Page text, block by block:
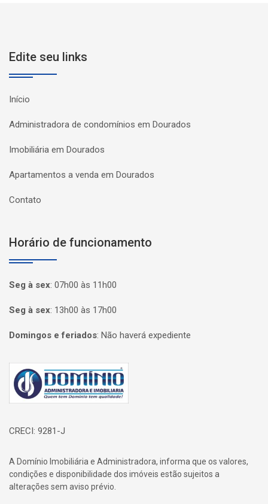
Edite seu links
Início
Administradora de condomínios em Dourados
Imobiliária em Dourados
Apartamentos a venda em Dourados
Contato
Horário de funcionamento
Seg à sex: 07h00 às 11h00
Seg à sex: 13h00 às 17h00
Domingos e feriados: Não haverá expediente
Página inicial
CRECI: 9281-J
A Domínio Imobiliária e Administradora, informa que os valores,
condições e disponibilidade dos imóveis estão sujeitos a
alterações sem aviso prévio.